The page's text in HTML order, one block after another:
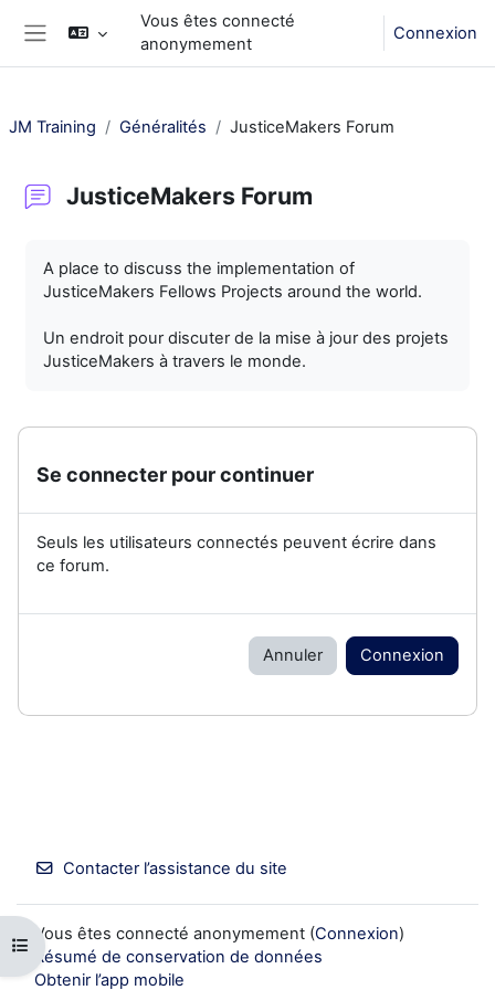
Passer au contenu principal
Panneau latéral
Vous êtes connecté
anonymement
Connexion
Ouvrir l’index du cours
JM Training Généralités JusticeMakers Forum
JusticeMakers Forum
A place to discuss the implementation of
JusticeMakers Fellows Projects around the world.
Un endroit pour discuter de la mise à jour des projets
JusticeMakers à travers le monde.
Se connecter pour continuer
Seuls les utilisateurs connectés peuvent écrire dans
ce forum.
Annuler Connexion
Contacter l’assistance du site
Vous êtes connecté anonymement (Connexion)
Résumé de conservation de données
Obtenir l’app mobile